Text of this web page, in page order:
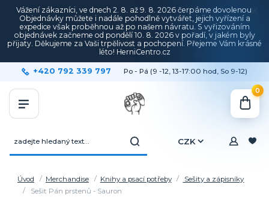
Vážení zákazníci, ve dnech 2. 8. až 9. 8. 2026 čerpáme dovolenou.
Objednávky můžete i nadále pohodlně vytvářet, jejich vyřízení a
expedice však proběhnou až po našem návratu. S vyřizováním
objednávek začneme od pondělí 10. 8. 2026 v pořadí, v jakém byly
přijaty. Děkujeme za Vaši trpělivost a pochopení. Přejeme Vám krásné
léto! HerniCentro.cz
CZK
+420 792 339 797 Po - Pá (9 -12, 13-17:00 hod, So 9-12)
0
Úvod Merchandise Knihy a psací potřeby
Sešity a zápisníky
Sešit Pán prstenů - Sauron